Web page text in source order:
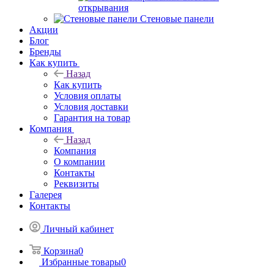
открывания
Стеновые панели
Акции
Блог
Бренды
Как купить
Назад
Как купить
Условия оплаты
Условия доставки
Гарантия на товар
Компания
Назад
Компания
О компании
Контакты
Реквизиты
Галерея
Контакты
Личный кабинет
Корзина0
Избранные товары0